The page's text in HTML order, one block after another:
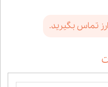
تماس بگیرید.